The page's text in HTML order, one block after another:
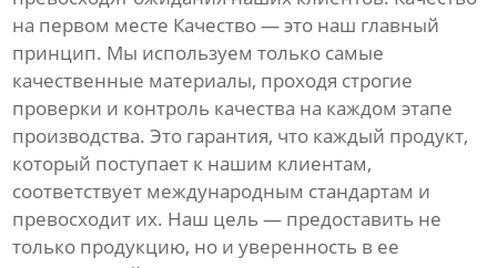
на первом месте Качество — это наш главный
принцип. Мы используем только самые
качественные материалы, проходя строгие
проверки и контроль качества на каждом этапе
производства. Это гарантия, что каждый продукт,
который поступает к нашим клиентам,
соответствует международным стандартам и
превосходит их. Наш цель — предоставить не
только продукцию, но и уверенность в ее